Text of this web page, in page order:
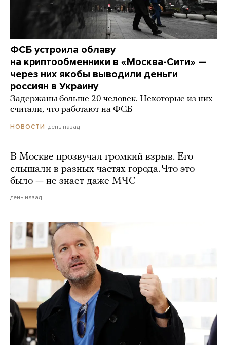
ФСБ устроила облаву
на криптообменники в «Москва-Сити» —
через них якобы выводили деньги
россиян в Украину
Задержаны больше 20 человек. Некоторые из них
считали, что работают на ФСБ
НОВОСТИ день назад
В Москве прозвучал громкий взрыв. Его
слышали в разных частях города. Что это
было — не знает даже МЧС
день назад